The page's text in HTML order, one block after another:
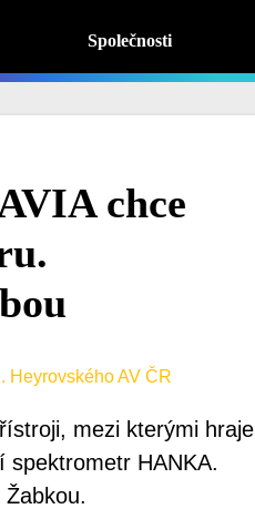
Společnosti
chce
Heyrovského AV ČR
mezi kterými hraje
spektrometr HANKA.